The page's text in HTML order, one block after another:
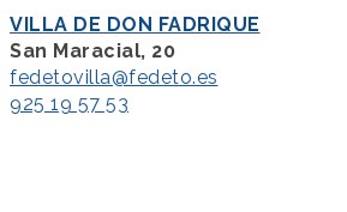
VILLA DE DON FADRIQUE
San Maracial, 20
fedetovilla@fedeto.es
925 19 57 53